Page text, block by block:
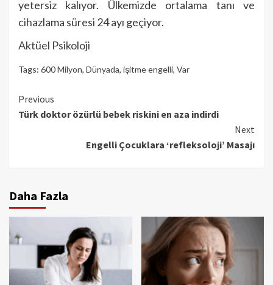
yetersiz kalıyor. Ülkemizde ortalama tanı ve
cihazlama süresi 24 ayı geçiyor.
Aktüel Psikoloji
Tags: 600 Milyon, Dünyada, işitme engelli, Var
Continue
Reading
Previous
Türk doktor özürlü bebek riskini en aza indirdi
Next
Engelli Çocuklara ‘refleksoloji’ Masajı
Daha Fazla